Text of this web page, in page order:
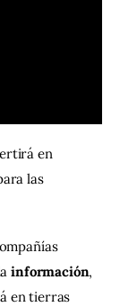
en
las
información,
en tierras